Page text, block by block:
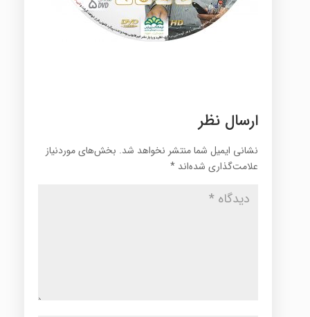
ارسال نظر
نشانی ایمیل شما منتشر نخواهد شد. بخش‌های موردنیاز
علامت‌گذاری شده‌اند *